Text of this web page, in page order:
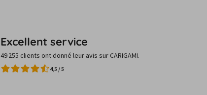
Excellent service
49 255 clients ont donné leur avis sur CARIGAMI.
4,5 /5